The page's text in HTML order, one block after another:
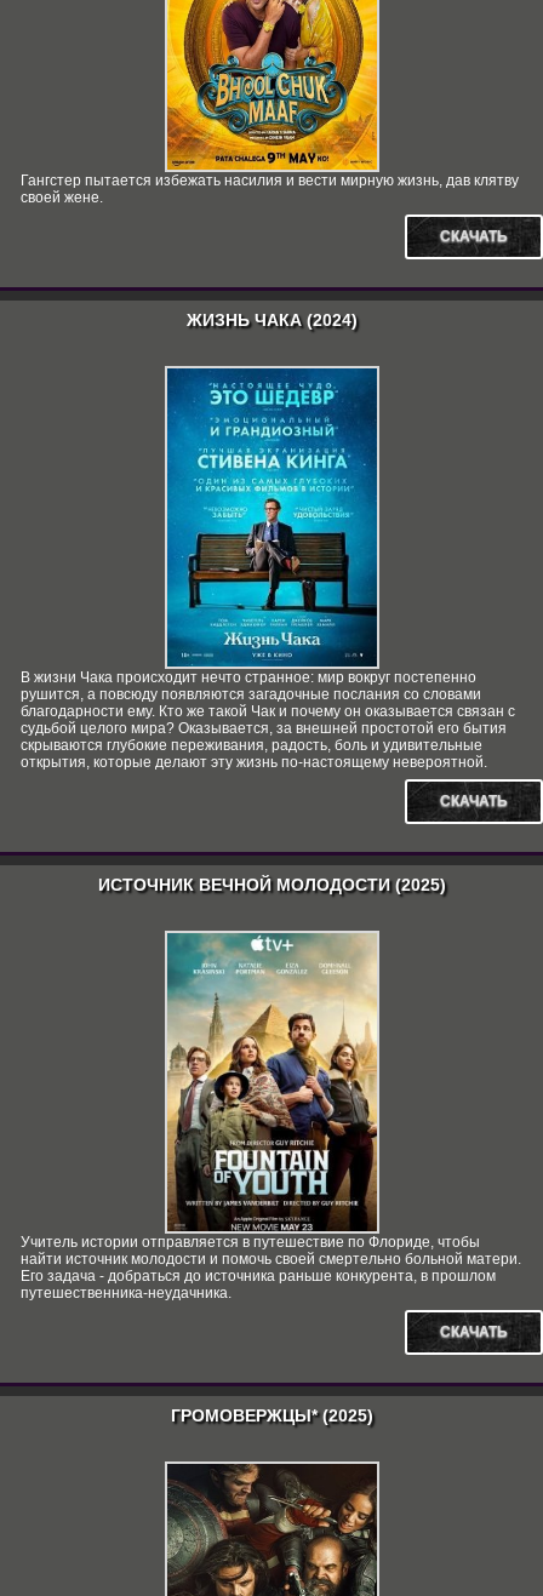
Гангстер пытается избежать насилия и вести мирную жизнь, дав клятву
своей жене.
СКАЧАТЬ
ЖИЗНЬ ЧАКА (2024)
В жизни Чака происходит нечто странное: мир вокруг постепенно
рушится, а повсюду появляются загадочные послания со словами
благодарности ему. Кто же такой Чак и почему он оказывается связан с
судьбой целого мира? Оказывается, за внешней простотой его бытия
скрываются глубокие переживания, радость, боль и удивительные
открытия, которые делают эту жизнь по-настоящему невероятной.
СКАЧАТЬ
ИСТОЧНИК ВЕЧНОЙ МОЛОДОСТИ (2025)
Учитель истории отправляется в путешествие по Флориде, чтобы
найти источник молодости и помочь своей смертельно больной матери.
Его задача - добраться до источника раньше конкурента, в прошлом
путешественника-неудачника.
СКАЧАТЬ
ГРОМОВЕРЖЦЫ* (2025)